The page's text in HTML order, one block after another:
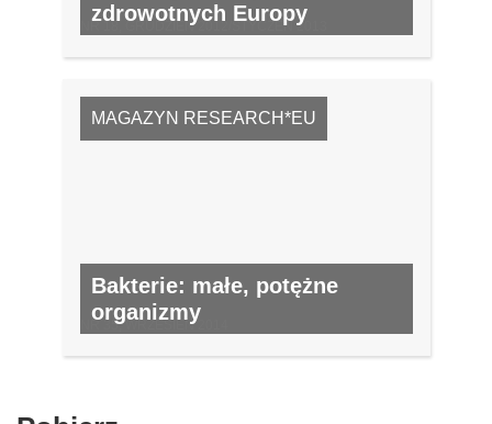
zdrowotnych Europy
NR 18, GRUDZIEŃ 2012/STYCZEŃ 2013
MAGAZYN RESEARCH*EU
Bakterie: małe, potężne
organizmy
NR 35, WRZESIEŃ 2014